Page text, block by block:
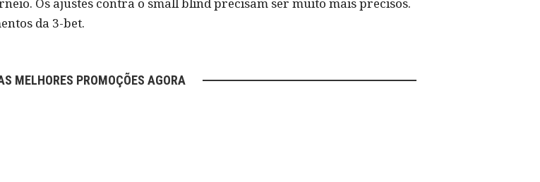
da 3-bet.
MELHORES PROMOÇÕES AGORA